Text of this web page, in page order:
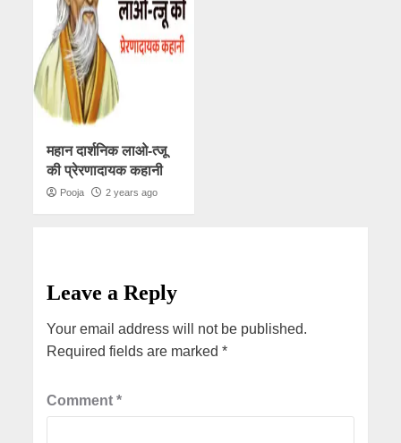
महान दार्शनिक लाओ-त्जू
की प्रेरणादायक कहानी
Pooja 2 years ago
Leave a Reply
Your email address will not be published.
Required fields are marked*
Comment*